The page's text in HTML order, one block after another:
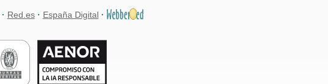
Red.es España Digital